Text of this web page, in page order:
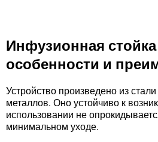
Инфузионная стойка
особенности и
Устройство произведено из
металлов. Оно устойчиво к
использовании не
минимальном уходе.